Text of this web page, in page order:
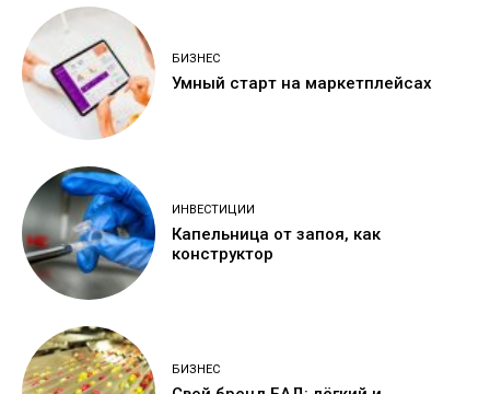
БИЗНЕС
Умный старт на маркетплейсах
ИНВЕСТИЦИИ
Капельница от запоя, как
конструктор
БИЗНЕС